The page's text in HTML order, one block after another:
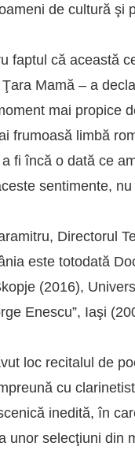
de cultură şi
faptul că această
Mamă – a
mai propice
frumoasă limbă
fi încă o dată ce
sentimente, nu
Directorul
este totodată
(2016),
Enescu”, Iaşi
loc recitalul de
cu
inedită, în
unor selecţiuni din